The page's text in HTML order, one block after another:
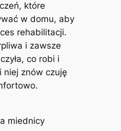
które
w domu, aby
rehabilitacji.
i zawsze
co robi i
niej znów czuję
miednicy